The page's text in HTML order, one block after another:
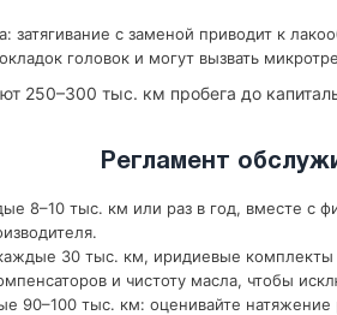
затягивание с заменой приводит к
головок и могут вызвать
250–300 тыс. км пробега до
Регламент
8–10 тыс. км или раз в год, вместе с
30 тыс. км, иридиевые
и чистоту масла, чтобы
90–100 тыс. км: оценивайте